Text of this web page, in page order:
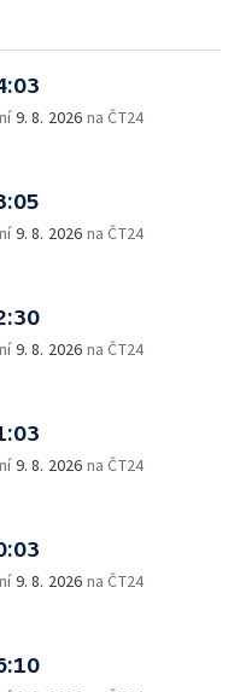
9. 8. 2026 na ČT24
9. 8. 2026 na ČT24
9. 8. 2026 na ČT24
9. 8. 2026 na ČT24
9. 8. 2026 na ČT24